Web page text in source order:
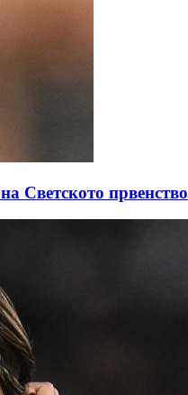
Светското првенство